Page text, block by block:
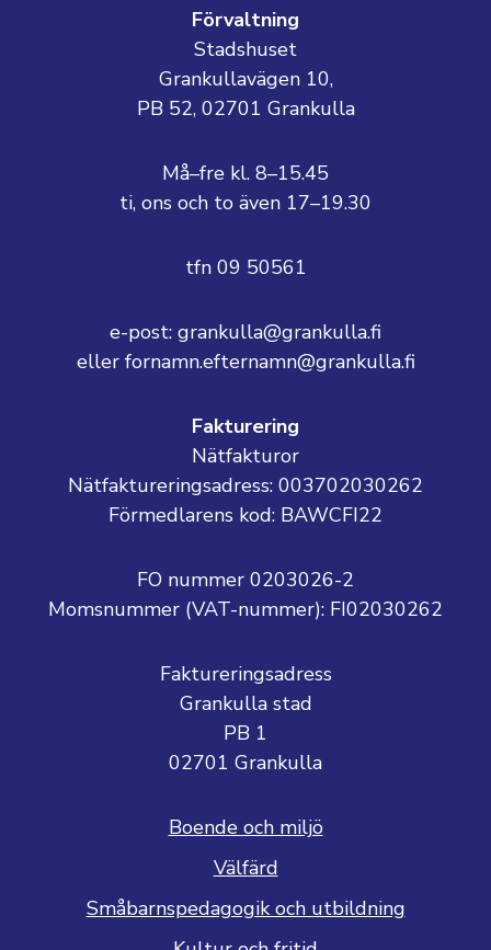
Förvaltning
Stadshuset
Grankullavägen 10,
PB 52, 02701 Grankulla
Må–fre kl. 8–15.45
ti, ons och to även 17–19.30
tfn 09 50561
e-post: grankulla@grankulla.fi
eller fornamn.efternamn@grankulla.fi
Fakturering
Nätfakturor
Nätfaktureringsadress: 003702030262
Förmedlarens kod: BAWCFI22
FO nummer 0203026-2
Momsnummer (VAT-nummer): FI02030262
Faktureringsadress
Grankulla stad
PB 1
02701 Grankulla
Boende och miljö
Välfärd
Småbarnspedagogik och utbildning